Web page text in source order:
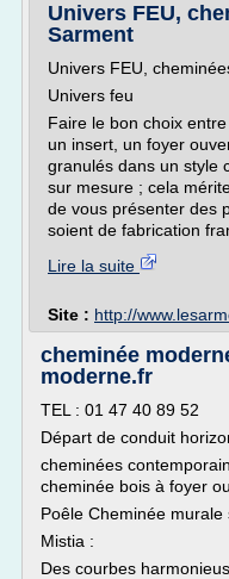
Univers FEU,
Sarment
Univers FEU,
Univers feu
Faire le bon choix
un insert, un foyer
granulés dans un style
sur mesure ; cela
de vous présenter des
soient de fabrication
Lire la suite
Site : http://
cheminée
moderne.fr
TEL : 01 47 40 89 52
Départ de conduit
cheminées
cheminée bois à foyer
Poêle Cheminée murale
Mistia :
Des courbes